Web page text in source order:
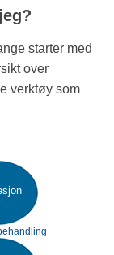
starter med
over
verktøy som